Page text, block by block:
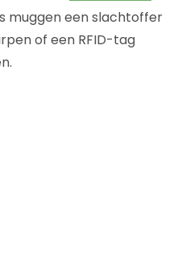
muggen een slachtoffer
of een RFID-tag